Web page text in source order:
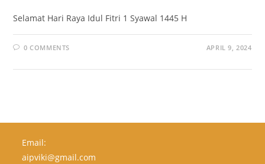
Selamat Hari Raya Idul Fitri 1 Syawal 1445 H
0 COMMENTS APRIL 9, 2024
Email:
aipviki@gmail.com